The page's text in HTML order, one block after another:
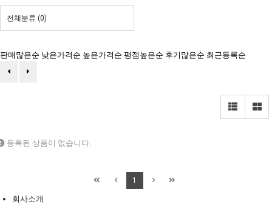
전체분류 (0)
판매많은순 낮은가격순 높은가격순 평점높은순 후기많은순 최근등록순
등록된 상품이 없습니다.
1
회사소개